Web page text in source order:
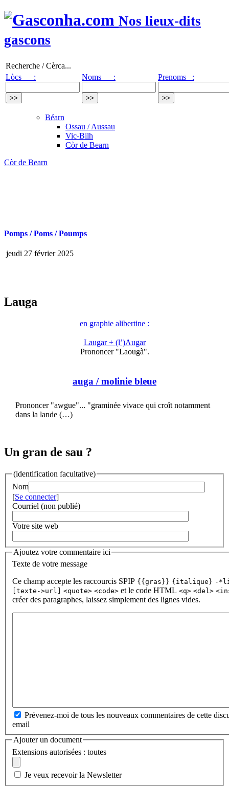
Nos lieux-dits
gascons
Recherche / Cèrca...
Lòcs :
Noms : Prenoms :
Béarn
Ossau / Aussau
Vic-Bilh
Còr de Bearn
Còr de Bearn
Pomps / Poms / Poumps
jeudi 27 février 2025
Lauga
en graphie alibertine :
Laugar + (l’)Augar
Prononcer "Laougà".
auga / molinie bleue
Prononcer "awgue"... "graminée vivace qui croît notamment
dans la lande (…)
Un gran de sau ?
(identification facultative)
Nom
[Se connecter]
Courriel (non publié)
Votre site web
Ajoutez votre commentaire ici
Texte de votre message
Ce champ accepte les raccourcis SPIP {{gras}} {italique} -
[texte->url]
<quote> <code> et le code HTML <q> <del>
créer des paragraphes, laissez simplement des lignes vides.
Prévenez-moi de tous les nouveaux commentaires de cette
email
Ajouter un document
Extensions autorisées : toutes
Je veux recevoir la Newsletter